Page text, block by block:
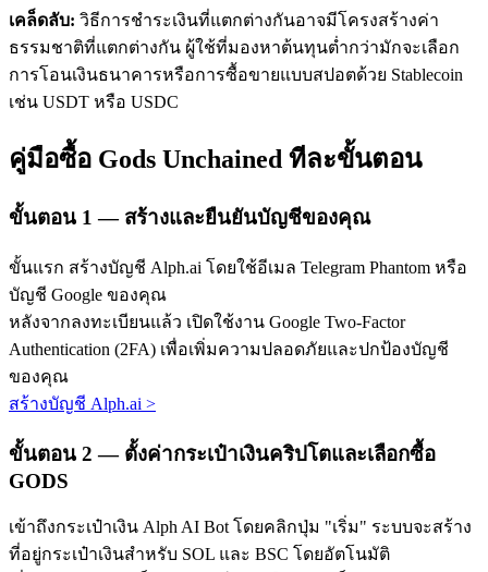
เรียนรู้ Staking
เรียนรู้เกี่ยวกับการสร้างรายได้แบบพาสซีฟ
Bitrue AI
พันธมิตร Bitrue
พันธมิตร Bitrue
มากถึง 65% คอมมิชชั่น!
เคล็ดลับ: วิธีการชำระเงินที่แตกต่างกันอาจมีโครงสร้างค่า
ธรรมชาติที่แตกต่างกัน ผู้ใช้ที่มองหาต้นทุนต่ำกว่ามักจะเลือก
การโอนเงินธนาคารหรือการซื้อขายแบบสปอตด้วย Stablecoin
เช่น USDT หรือ USDC
คู่มือซื้อ Gods Unchained ทีละขั้นตอน
ขั้นตอน 1 — สร้างและยืนยันบัญชีของคุณ
ขั้นแรก สร้างบัญชี Alph.ai โดยใช้อีเมล Telegram Phantom หรือ
บัญชี Google ของคุณ
หลังจากลงทะเบียนแล้ว เปิดใช้งาน Google Two-Factor
Authentication (2FA) เพื่อเพิ่มความปลอดภัยและปกป้องบัญชี
ของคุณ
สร้างบัญชี Alph.ai >
ขั้นตอน 2 — ตั้งค่ากระเป๋าเงินคริปโตและเลือกซื้อ
GODS
เข้าถึงกระเป๋าเงิน Alph AI Bot โดยคลิกปุ่ม "เริ่ม" ระบบจะสร้าง
ที่อยู่กระเป๋าเงินสำหรับ SOL และ BSC โดยอัตโนมัติ